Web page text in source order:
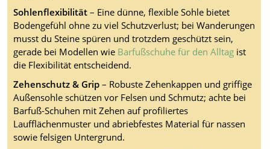
Sohlenflexibilität– Eine dünne, flexible Sohle bietet
Bodengefühl ohne zu viel Schutzverlust; bei Wanderungen
musst du Steine spüren und trotzdem geschützt sein,
gerade bei Modellen wie Barfußschuhe für den Alltag ist
die Flexibilität entscheidend.
Zehenschutz & Grip– Robuste Zehenkappen und griffige
Außensohle schützen vor Felsen und Schmutz; achte bei
Barfuß-Schuhen mit Zehen auf profiliertes
Laufflächenmuster und abriebfestes Material für nassen
sowie felsigen Untergrund.